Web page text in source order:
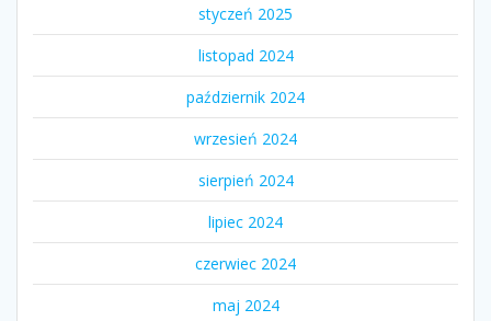
styczeń 2025
listopad 2024
październik 2024
wrzesień 2024
sierpień 2024
lipiec 2024
czerwiec 2024
maj 2024